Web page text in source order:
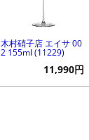
木村硝子店 エイサ 00
2 155ml (11229)
11,990円